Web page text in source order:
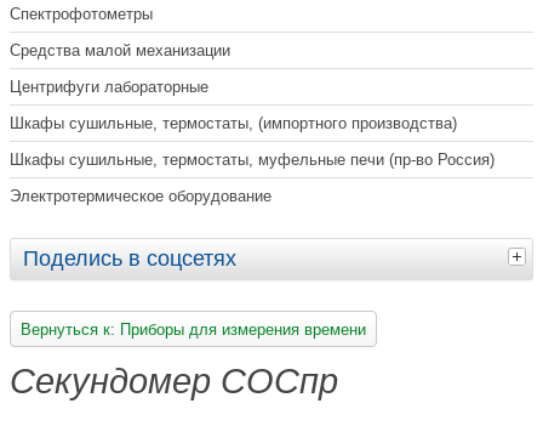
Спектрофотометры
Средства малой механизации
Центрифуги лабораторные
Шкафы сушильные, термостаты, (импортного производства)
Шкафы сушильные, термостаты, муфельные печи (пр-во Россия)
Электротермическое оборудование
Поделись в соцсетях
Вернуться к: Приборы для измерения времени
Секундомер СОСпр